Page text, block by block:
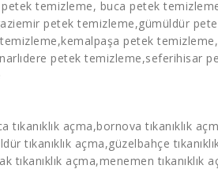
petek temizleme, buca petek
petek temizleme,gümüldür
,kemalpaşa petek temizleme
petek temizleme,seferihisar
tıkanıklık açma,bornova tıkanıklık
tıkanıklık açma,güzelbahçe
tıkanıklık açma,menemen tıkanıklık